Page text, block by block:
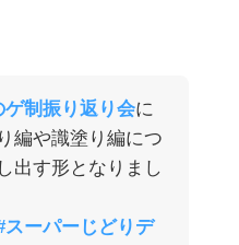
ゲ制振り返り会に
編や識塗り編につ
出す形となりまし
スーパーじどりデ